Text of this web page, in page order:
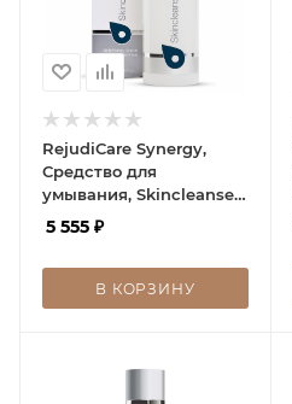
RejudiCare Synergy,
Средство для
умывания, Skincleanse,
150 мл
5 555 ₽
В КОРЗИНУ